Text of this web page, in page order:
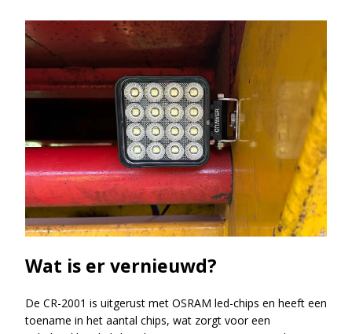
Ervaringen
Gratis lichtplan
Klantenservice
0597-234500
info@ledhandel24.nl
+31611204496
Wat is er vernieuwd?
De CR-2001 is uitgerust met OSRAM led-chips en heeft een
toename in het aantal chips, wat zorgt voor een